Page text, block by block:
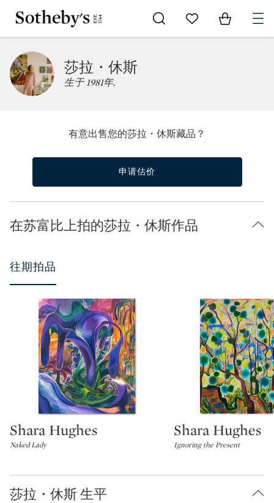
Go to My Favorites
Items in
莎拉・休斯
生于 1981年.
有意出售您的莎拉・休斯藏品？
申请估价
在苏富比上拍的莎拉・休斯作品
往期拍品
Type: lot
Shara Hughes
Naked Lady
Type: lot
Shara Hughes
Ignoring the Present
莎拉・休斯 生平